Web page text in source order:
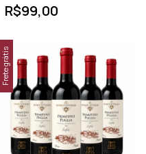
R$99,00
Frete grátis